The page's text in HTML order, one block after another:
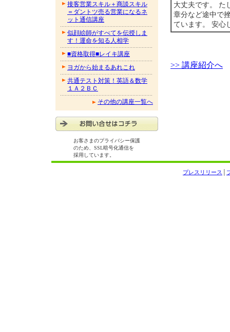
接客営業スキル＋商談スキル
＝ダントツ売る営業になるネ
ット通信講座
似顔絵師がすべてを伝授しま
す！運命を知る人相学
■資格取得■レイキ講座
ヨガから始まるあれこれ
共通テスト対策！英語＆数学
１Ａ２ＢＣ
その他の講座一覧へ
お客さまのプライバシー保護
のため、SSL暗号化通信を
採用しています。
大丈夫です。 た
章分など途中で
ています。 安心
>> 講座紹介へ
プレスリリース